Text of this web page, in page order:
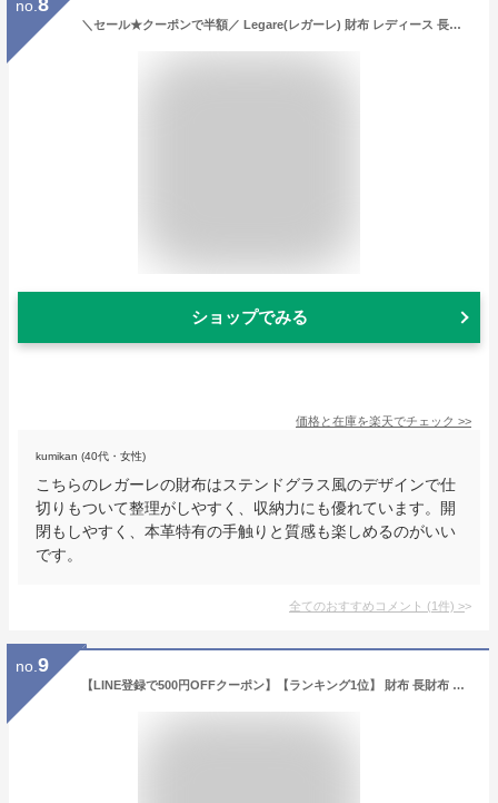
no.
＼セール★クーポンで半額／ Legare(レガーレ) 財布 レディース 長財布 本革 革 かわいい レザー ブランド がま口 大容量 ステンドグラス カード入れ 多い カードたくさん入る 使いやすい 小銭入れ 仕切り 化粧箱付き ギフト
ショップでみる
価格と在庫を楽天でチェック >>
kumikan (40代・女性)
こちらのレガーレの財布はステンドグラス風のデザインで仕
切りもついて整理がしやすく、収納力にも優れています。開
閉もしやすく、本革特有の手触りと質感も楽しめるのがいい
です。
全てのおすすめコメント (1件) >
no. 9
【LINE登録で500円OFFクーポン】【ランキング1位】 財布 長財布 レディース ブランド ギャルソン 大容量 ラウンドファスナー ボックス型 小銭入れ おしゃれ かわいい 人気 使いやすい 合皮 送料無料 Clelia クレリア ベレッサ clelia-11545 金運 C8 開運